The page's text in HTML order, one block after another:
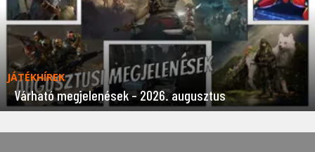
JÁTÉKHÍREK
Várható megjelenések – 2026. augusztus